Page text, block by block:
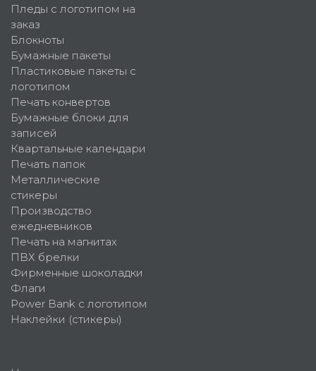
Пледы с логотипом на
заказ
Блокноты
Бумажные пакеты
Пластиковые пакеты с
логотипом
Печать конвертов
Бумажные блоки для
записей
Квартальные календари
Печать папок
Металлические
стикеры
Производство
ежедневников
Печать на магнитах
ПВХ брелки
Фирменные шоколадки
Флаги
Power Bank с логотипом
Наклейки (стикеры)